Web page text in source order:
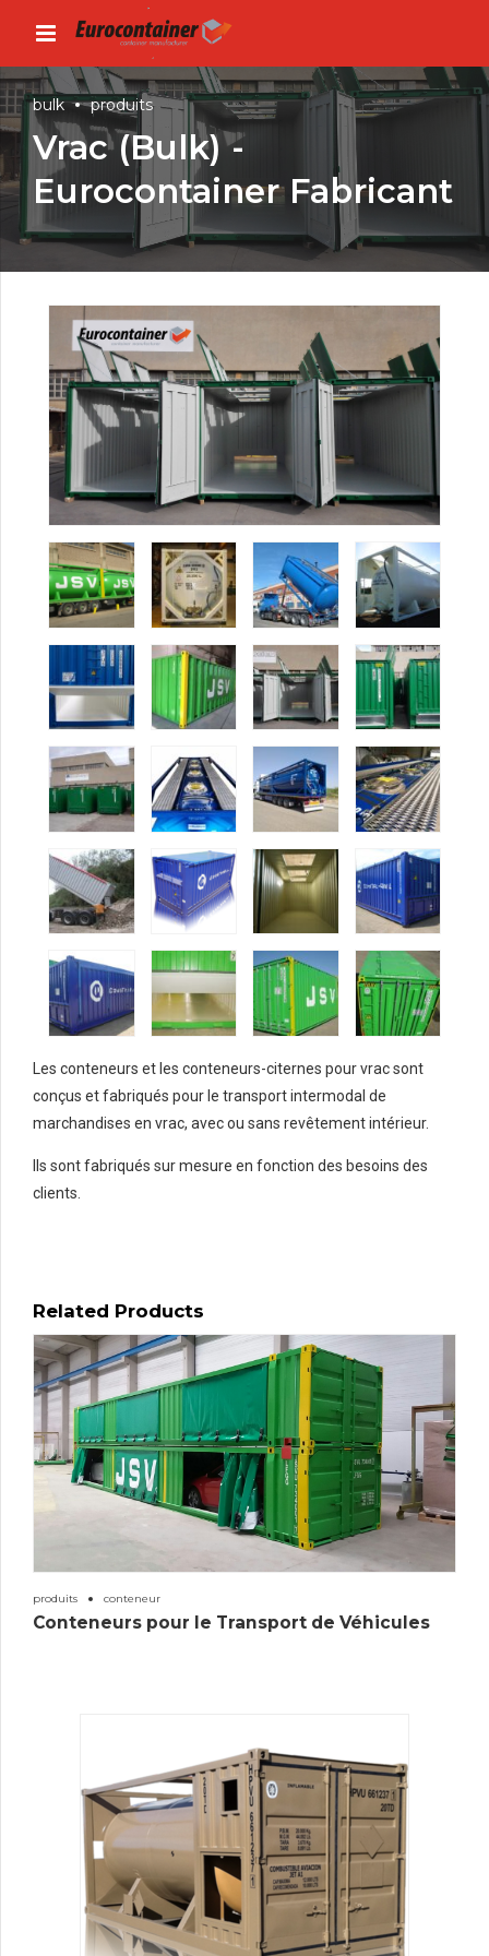
bulk produits
Vrac (Bulk) -
Eurocontainer Fabricant
Les conteneurs et les conteneurs-citernes pour vrac sont
conçus et fabriqués pour le transport intermodal de
marchandises en vrac, avec ou sans revêtement intérieur.
Ils sont fabriqués sur mesure en fonction des besoins des
clients.
Related Products
produits conteneur
Conteneurs pour le Transport de Véhicules